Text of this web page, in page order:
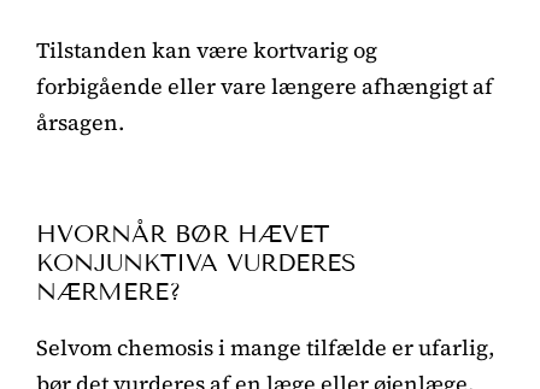
Tilstanden kan være kortvarig og
forbigående eller vare længere afhængigt af
årsagen.
HVORNÅR BØR HÆVET
KONJUNKTIVA VURDERES
NÆRMERE?
Selvom chemosis i mange tilfælde er ufarlig,